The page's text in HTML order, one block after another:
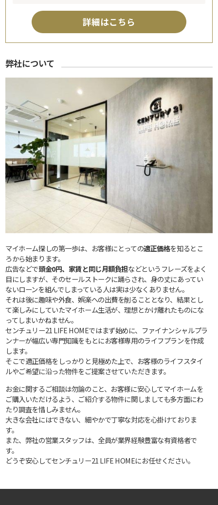
詳細はこちら
弊社について
マイホーム探しの第一歩は、お客様にとっての適正価格を知るとこ
ろから始まります。
広告などで頭金0円、家賃と同じ月額負担などというフレーズをよく
目にしますが、そのセールストークに踊らされ、身の丈にあってい
ないローンを組んでしまっている人は実は少なくありません。
それは後に趣味や外食、娯楽への出費を削ることとなり、結果とし
て楽しみにしていたマイホーム生活が、理想とかけ離れたものにな
ってしまいかねません。
センチュリー21 LIFE HOMEではまず始めに、ファイナンシャルプラ
ンナーが幅広い専門知識をもとにお客様専用のライフプランを作成
します。
そこで適正価格をしっかりと見極めた上で、お客様のライフスタイ
ルやご希望に沿った物件をご提案させていただきます。
お金に関するご相談は勿論のこと、お客様に安心してマイホームを
ご購入いただけるよう、ご紹介する物件に関しましても多方面にわ
たり調査を惜しみません。
大きな会社にはできない、細やかで丁寧な対応を心掛けておりま
す。
また、弊社の営業スタッフは、全員が業界経験豊富な有資格者で
す。
どうぞ安心してセンチュリー21 LIFE HOMEにお任せください。